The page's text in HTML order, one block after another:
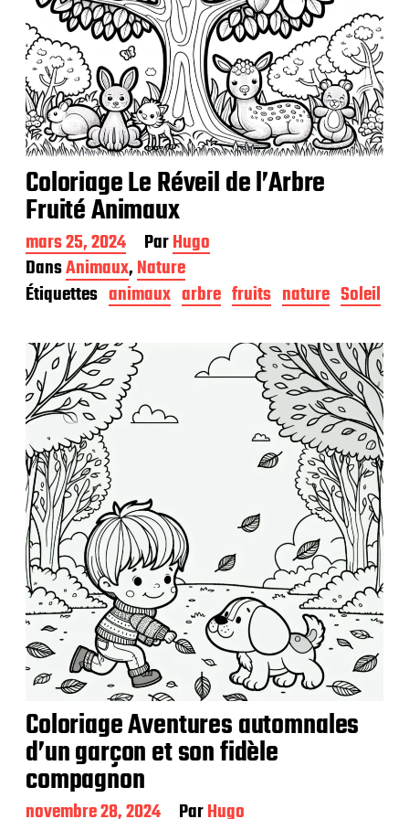
Coloriage Le Réveil de l’Arbre
Fruité Animaux
D
a
t
e
p
u
b
l
i
c
a
t
i
o
n
mars 25, 2024 ParHugo
DansAnimaux,Nature
Étiquettes animaux arbre fruits nature Soleil
Coloriage Aventures automnales
d’un garçon et son fidèle
compagnon
D
novembre 28, 2024 ParHugo